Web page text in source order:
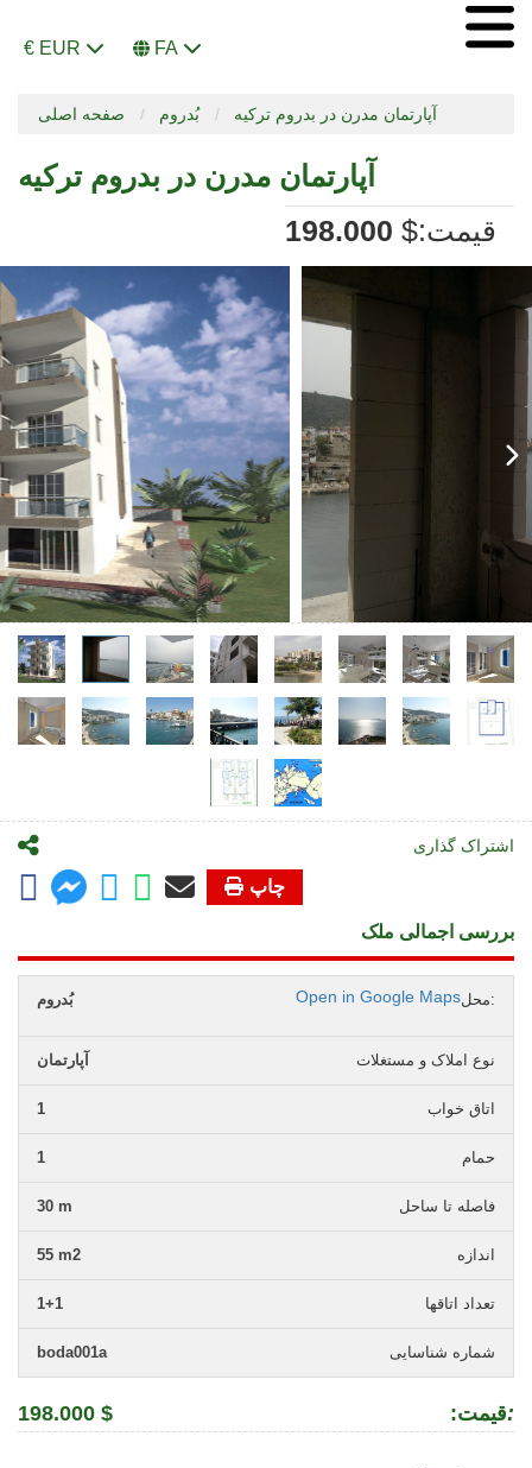
€ EUR FA
صفحه اصلی بُدروم آپارتمان مدرن در بدروم ترکیه
آپارتمان مدرن در بدروم ترکیه
:قیمت
198.000 $
اشتراک گذاری
چاپ
بررسی اجمالی ملک
محل: بُدروم Open in Google Maps
نوع املاک و مستغلات آپارتمان
اتاق خواب 1
حمام 1
فاصله تا ساحل 30 m
اندازه 55 m2
تعداد اتاقها 1+1
شماره شناسایی boda001a
:قیمت:
198.000 $